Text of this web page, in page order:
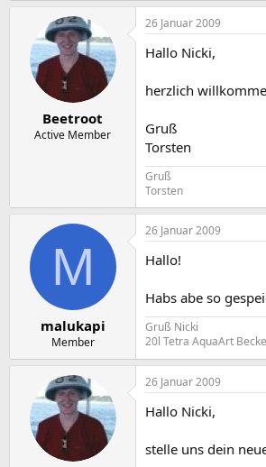
Beetroot
Active Member
26 Januar 2009
Hallo Nicki,
herzlich
Gruß
Torsten
Gruß
Torsten
M
malukapi
Member
26 Januar 2009
Hallo!
Habs abe so
Gruß Nicki
20l Tetra AquaArt
26 Januar 2009
Hallo Nicki,
stelle uns dein